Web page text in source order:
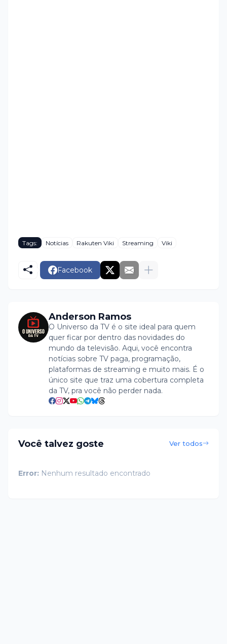
Tags: Notícias Rakuten Viki Streaming Viki
Facebook
Anderson Ramos
O Universo da TV é o site ideal para quem
quer ficar por dentro das novidades do
mundo da televisão. Aqui, você encontra
notícias sobre TV paga, programação,
plataformas de streaming e muito mais. É o
único site que traz uma cobertura completa
da TV, pra você não perder nada.
Você talvez goste Ver todos
Error: Nenhum resultado encontrado